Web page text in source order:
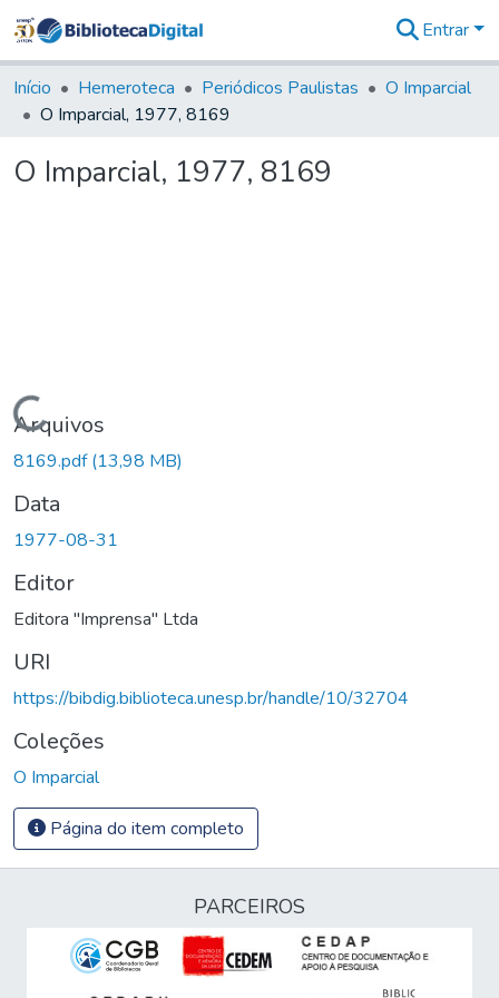
&
Coleções
Tudo na
Digital
Entrar
Início Hemeroteca Periódicos Paulistas
O Imparcial
O Imparcial, 1977, 8169
O Imparcial, 1977, 8169
Carregando...
Arquivos
8169.pdf(13,98 MB)
Data
1977-08-31
Editor
Editora "Imprensa" Ltda
URI
https://bibdig.biblioteca.unesp.br/handle/10/32704
Coleções
O Imparcial
Página do item completo
PARCEIROS